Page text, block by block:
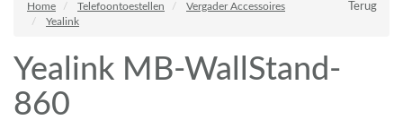
Terug
Home Telefoontoestellen
Vergader Accessoires
Yealink
Yealink MB-WallStand-
860